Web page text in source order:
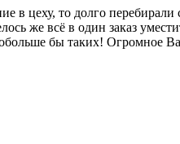
в цеху, то долго
же всё в один заказ
бы таких! Огромное